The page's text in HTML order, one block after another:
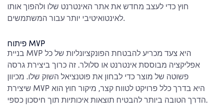
חוץ כדי לעצב מחדש את אתר האינטרנט שלו ולהפוך אותו
לאינטואיטיבי יותר עבור המשתמשים.
פיתוח MVP
בניית MVP היא צעד מכריע להבטחת הפונקציונליות של כל
אפליקציה מבוססת אינטרנט או סלולר. זה כרוך ביצירת גרסה
פשוטה של מוצר כדי לבחון את פוטנציאל השוק שלו. מכיוון
שיצירת MVP היא בדרך כלל פרויקט לטווח קצר, מיקור חוץ הוא
הדרך הטובה ביותר להבטיח תוצאות איכותיות תוך חיסכון כספי.